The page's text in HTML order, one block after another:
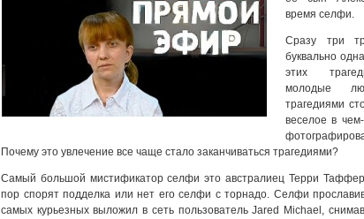
время селфи.
Сразу три
буквально
этих
молодые
трагедиями
веселое в
Почему это увлечение все чаще стало заканчиваться трагедиями?
Самый большой мистификатор селфи это австралиец Терри
пор спорят подделка или нет его селфи с торнадо. Селфи
самых курьезных выложил в сеть пользователь Jared Michael,